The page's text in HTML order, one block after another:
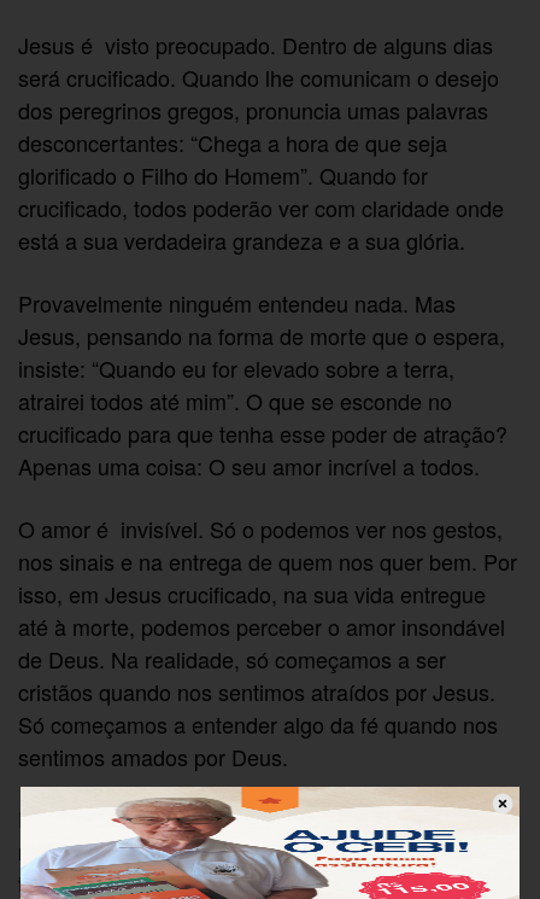
Jesus é visto preocupado. Dentro de alguns dias
será crucificado. Quando lhe comunicam o desejo
dos peregrinos gregos, pronuncia umas palavras
desconcertantes: “Chega a hora de que seja
glorificado o Filho do Homem”. Quando for
crucificado, todos poderão ver com claridade onde
está a sua verdadeira grandeza e a sua glória.
Provavelmente ninguém entendeu nada. Mas
Jesus, pensando na forma de morte que o espera,
insiste: “Quando eu for elevado sobre a terra,
atrairei todos até mim”. O que se esconde no
crucificado para que tenha esse poder de atração?
Apenas uma coisa: O seu amor incrível a todos.
O amor é invisível. Só o podemos ver nos gestos,
nos sinais e na entrega de quem nos quer bem. Por
isso, em Jesus crucificado, na sua vida entregue
até à morte, podemos perceber o amor insondável
de Deus. Na realidade, só começamos a ser
cristãos quando nos sentimos atraídos por Jesus.
Só começamos a entender algo da fé quando nos
sentimos amados por Deus.
Para explicar a força que se encerra em sua morte
na cruz, Jesus utiliza uma imagem simples que
todos podem entender: “Se o grão de trigo não cai